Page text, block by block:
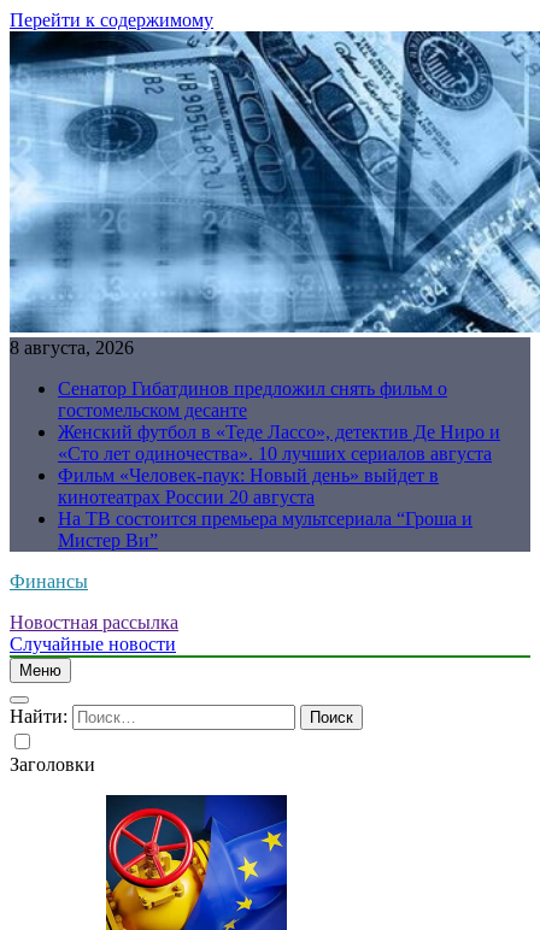
Перейти к содержимому
8 августа, 2026
Сенатор Гибатдинов предложил снять фильм о
гостомельском десанте
Женский футбол в «Теде Лассо», детектив Де Ниро и
«Сто лет одиночества». 10 лучших сериалов августа
Фильм «Человек-паук: Новый день» выйдет в
кинотеатрах России 20 августа
На ТВ состоится премьера мультсериала “Гроша и
Мистер Ви”
Финансы
Новостная рассылка
Случайные новости
Меню
Найти:
Заголовки